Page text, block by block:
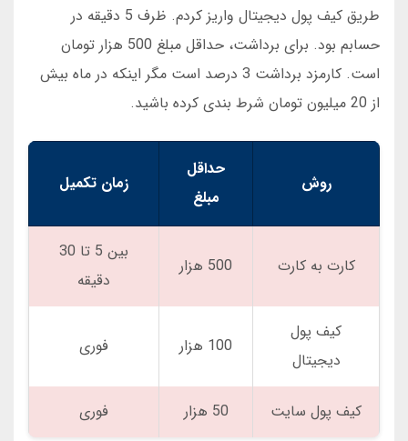
طریق کیف پول دیجیتال واریز کردم. ظرف 5 دقیقه در
حسابم بود. برای برداشت، حداقل مبلغ 500 هزار تومان
است. کارمزد برداشت 3 درصد است مگر اینکه در ماه بیش
از 20 میلیون تومان شرط بندی کرده باشید.
روش
حداقل
مبلغ
زمان تکمیل
کارت به کارت 500 هزار
بین 5 تا 30
دقیقه
کیف پول
دیجیتال
100 هزار فوری
کیف پول سایت 50 هزار فوری